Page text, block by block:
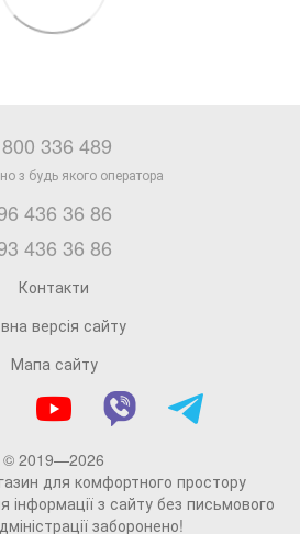
336 489
436 36 86
436 36 86
Контакти
версія сайту
Мапа сайту
© 2019—2026
для комфортного простору
інформації з сайту без письмового
заборонено!